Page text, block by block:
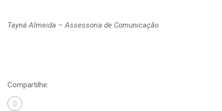
Tayná Almeida – Assessoria de Comunicação
Compartilhe: